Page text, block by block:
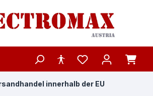
innerhalb der EU